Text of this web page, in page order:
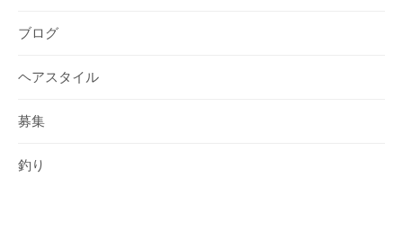
ブログ
ヘアスタイル
募集
釣り